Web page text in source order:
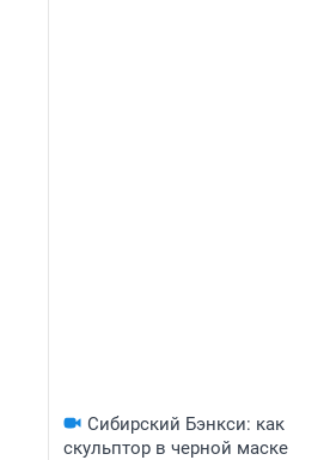
Сибирский Бэнкси: как
скульптор в черной маске